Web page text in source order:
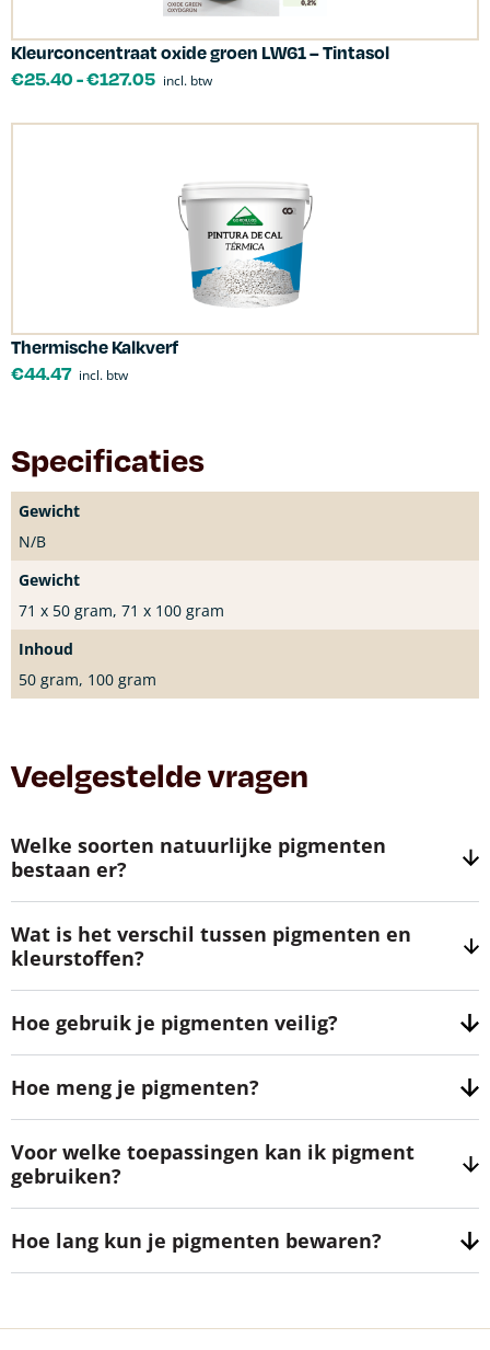
Kleurconcentraat oxide groen LW61 – Tintasol
€25.40-€127.05 incl. btw
Thermische Kalkverf
€44.47 incl. btw
Specificaties
Gewicht
N/B
Gewicht
71 x 50 gram, 71 x 100 gram
Inhoud
50 gram, 100 gram
Veelgestelde vragen
Welke soorten natuurlijke pigmenten
bestaan er?
Wat is het verschil tussen pigmenten en
kleurstoffen?
Hoe gebruik je pigmenten veilig?
Hoe meng je pigmenten?
Voor welke toepassingen kan ik pigment
gebruiken?
Hoe lang kun je pigmenten bewaren?